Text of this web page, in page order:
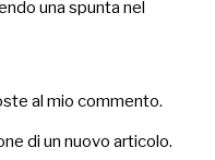
una spunta nel
al mio commento.
di un nuovo articolo.